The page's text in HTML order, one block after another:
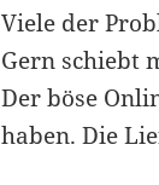
Viele der
Gern schiebt
Der böse
haben. Die